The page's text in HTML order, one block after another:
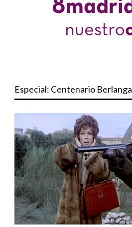
Especial: Centenario Berlanga